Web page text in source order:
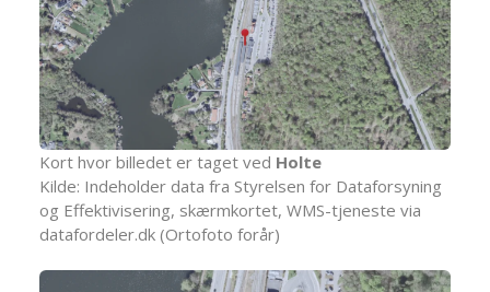
Kort hvor billedet er taget ved Holte
Kilde: Indeholder data fra Styrelsen for Dataforsyning
og Effektivisering, skærmkortet, WMS-tjeneste via
datafordeler.dk (Ortofoto forår)